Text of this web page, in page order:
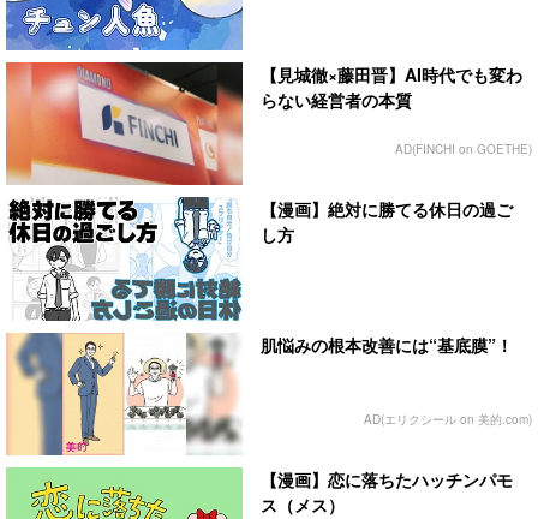
【見城徹×藤田晋】AI時代でも変わ
らない経営者の本質
AD(FINCHI on GOETHE)
【漫画】絶対に勝てる休日の過ご
し方
肌悩みの根本改善には“基底膜”！
AD(エリクシール on 美的.com)
【漫画】恋に落ちたハッチンパモ
ス（メス）